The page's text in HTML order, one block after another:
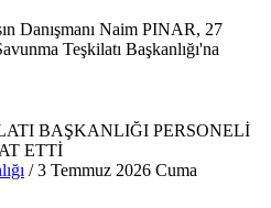
Danışmanı Naim PINAR, 27
Teşkilatı Başkanlığı'na
/ 3 Temmuz 2026 Cuma